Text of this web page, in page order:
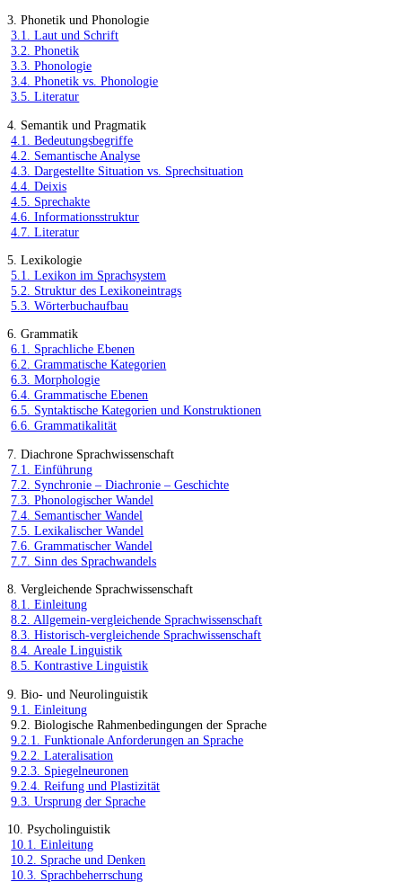
3. Phonetik und Phonologie
3.1. Laut und Schrift
3.2. Phonetik
3.3. Phonologie
3.4. Phonetik vs. Phonologie
3.5. Literatur
4. Semantik und Pragmatik
4.1. Bedeutungsbegriffe
4.2. Semantische Analyse
4.3. Dargestellte Situation vs. Sprechsituation
4.4. Deixis
4.5. Sprechakte
4.6. Informationsstruktur
4.7. Literatur
5. Lexikologie
5.1. Lexikon im Sprachsystem
5.2. Struktur des Lexikoneintrags
5.3. Wörterbuchaufbau
6. Grammatik
6.1. Sprachliche Ebenen
6.2. Grammatische Kategorien
6.3. Morphologie
6.4. Grammatische Ebenen
6.5. Syntaktische Kategorien und Konstruktionen
6.6. Grammatikalität
7. Diachrone Sprachwissenschaft
7.1. Einführung
7.2. Synchronie – Diachronie – Geschichte
7.3. Phonologischer Wandel
7.4. Semantischer Wandel
7.5. Lexikalischer Wandel
7.6. Grammatischer Wandel
7.7. Sinn des Sprachwandels
8. Vergleichende Sprachwissenschaft
8.1. Einleitung
8.2. Allgemein-vergleichende Sprachwissenschaft
8.3. Historisch-vergleichende Sprachwissenschaft
8.4. Areale Linguistik
8.5. Kontrastive Linguistik
9. Bio- und Neurolinguistik
9.1. Einleitung
9.2. Biologische Rahmenbedingungen der Sprache
9.2.1. Funktionale Anforderungen an Sprache
9.2.2. Lateralisation
9.2.3. Spiegelneuronen
9.2.4. Reifung und Plastizität
9.3. Ursprung der Sprache
10. Psycholinguistik
10.1. Einleitung
10.2. Sprache und Denken
10.3. Sprachbeherrschung